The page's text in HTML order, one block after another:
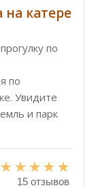
катере
по
по
Увидите
и парк
15 отзывов